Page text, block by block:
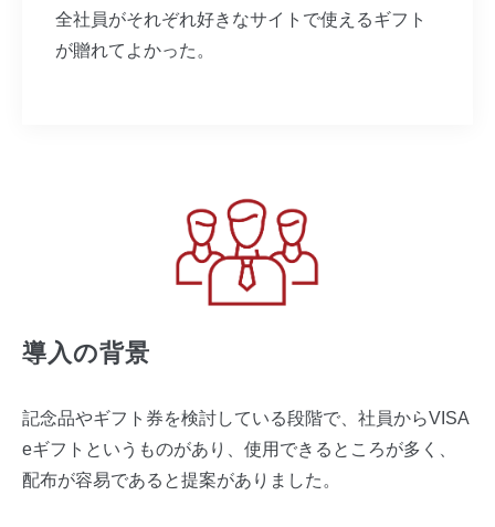
全社員がそれぞれ好きなサイトで使えるギフト
が贈れてよかった。
導入の背景
記念品やギフト券を検討している段階で、社員からVISA
eギフトというものがあり、使用できるところが多く、
配布が容易であると提案がありました。